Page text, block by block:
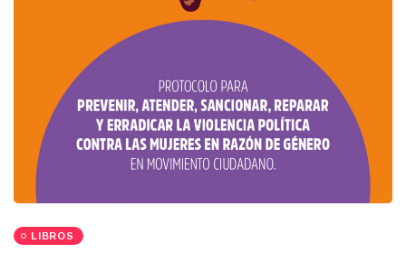
LIBROS